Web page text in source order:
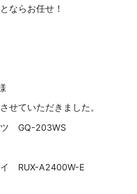
ならお任せ！
せていただきました。
ツ GQ-203WS
RUX-A2400W-E